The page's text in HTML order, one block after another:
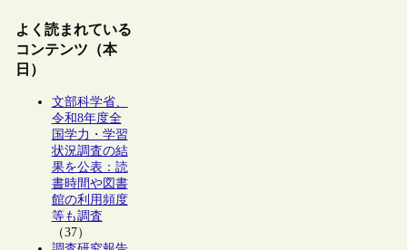
よく読まれている
コンテンツ（本
日）
文部科学省、
令和8年度全
国学力・学習
状況調査の結
果を公表：読
書時間や図書
館の利用頻度
等も調査
（37）